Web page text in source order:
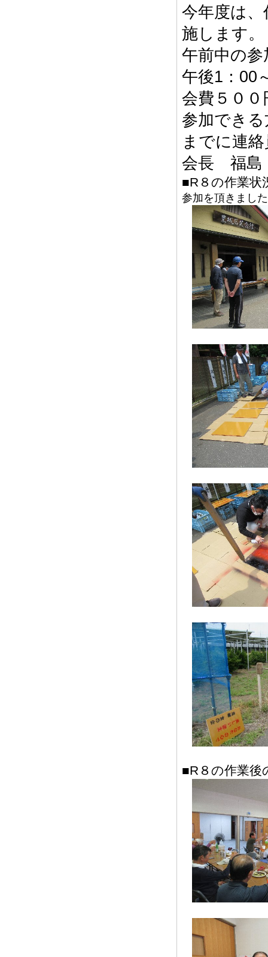
今年度は
施します。
午前中の
午後1：00
会費５００
参加でき
までに連
会長 福島
■R８の作業状
参加を頂きました
■R８の作業後